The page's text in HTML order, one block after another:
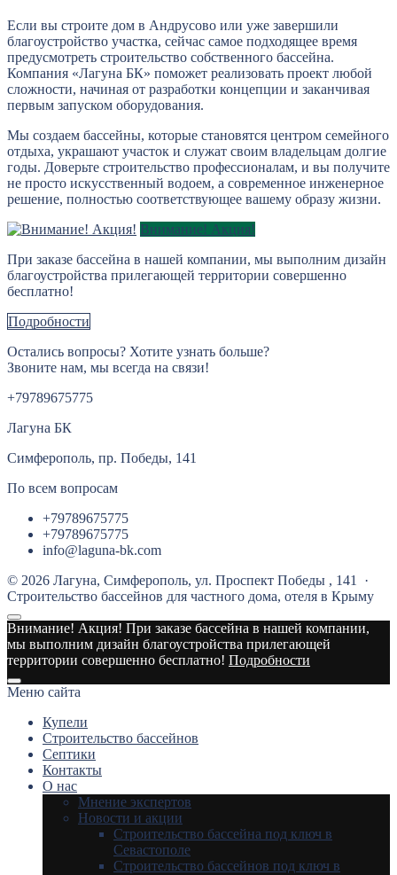
Если вы строите дом в Андрусово или уже завершили
благоустройство участка, сейчас самое подходящее время
предусмотреть строительство собственного бассейна.
Компания «Лагуна БК» поможет реализовать проект любой
сложности, начиная от разработки концепции и заканчивая
первым запуском оборудования.
Мы создаем бассейны, которые становятся центром семейного
отдыха, украшают участок и служат своим владельцам долгие
годы. Доверьте строительство профессионалам, и вы получите
не просто искусственный водоем, а современное инженерное
решение, полностью соответствующее вашему образу жизни.
Внимание! Акция!
При заказе бассейна в нашей компании, мы выполним дизайн
благоустройства прилегающей территории совершенно
бесплатно!
Подробности
Остались вопросы? Хотите узнать больше?
Звоните нам, мы всегда на связи!
+79789675775
Лагуна БК
Симферополь, пр. Победы, 141
По всем вопросам
+79789675775
+79789675775
info@laguna-bk.com
© 2026 Лагуна, Cимферополь, ул. Проспект Победы , 141
·
Строительство бассейнов для частного дома, отеля в Крыму
Внимание! Акция! При заказе бассейна в нашей компании,
мы выполним дизайн благоустройства прилегающей
территории совершенно бесплатно! Подробности
Меню сайта
Купели
Строительство бассейнов
Септики
Контакты
О нас
Мнение экспертов
Новости и акции
Строительство бассейна под ключ в
Севастополе
Строительство бассейнов под ключ в